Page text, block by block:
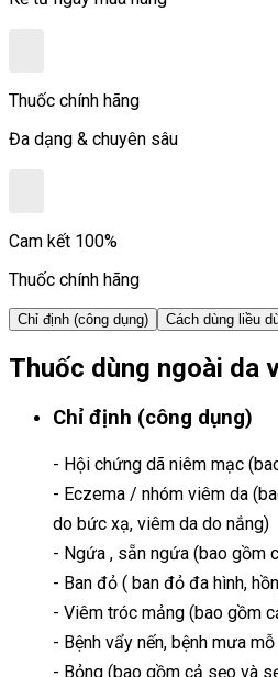
Thuốc chính hãng
Đa dạng & chuyên sâu
Cam kết 100%
Thuốc chính hãng
Chỉ định (công dụng) Cách dùng liều
Thuốc dùng ngoài da
Chỉ định (công dụng)
- Hội chứng dã niêm mạc
- Eczema / nhóm viêm da
do bức xạ, viêm da do nắng)
- Ngứa , sẵn ngứa (bao gồm
- Ban đỏ ( ban đỏ đa hình,
- Viêm tróc mảng (bao gồm
- Bệnh vẩy nến, bệnh mưa
- Bỏng (bao gồm cả sẹo và